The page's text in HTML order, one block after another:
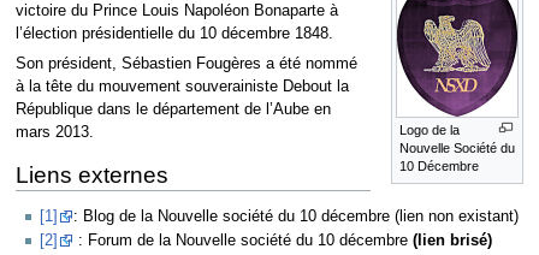
Logo de la
Nouvelle Société du
10 Décembre
victoire du Prince Louis Napoléon Bonaparte à
l’élection présidentielle du 10 décembre 1848.
Son président, Sébastien Fougères a été nommé
à la tête du mouvement souverainiste Debout la
République dans le département de l’Aube en
mars 2013.
Liens externes
[1]
: Blog de la Nouvelle société du 10 décembre (lien non existant)
[2]
: Forum de la Nouvelle société du 10 décembre (lien brisé)